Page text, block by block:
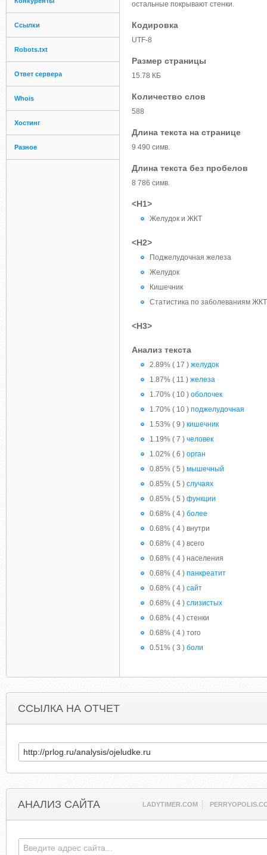
Ссылки
Robots.txt
Ответ сервера
Whois
Хостинг
Разное
остальные покрывают стенки.
Кодировка
UTF-8
Размер страницы
15.78 КБ
Количество слов
588
Длина текста на странице
9 490 симв.
Длина текста без пробелов
8 786 симв.
<H1>
Желудок и ЖКТ
<H2>
Поджелудочная железа
Желудок
Кишечник
Статистика по заболеваниям ЖКТ
<H3>
Анализ текста
2.89% ( 17 ) желудок
1.87% ( 11 ) железа
1.70% ( 10 ) оболочек
1.70% ( 10 ) поджелудочная
1.53% ( 9 ) кишечник
1.19% ( 7 ) человек
1.02% ( 6 ) орган
0.85% ( 5 ) мышечный
0.85% ( 5 ) случаях
0.85% ( 5 ) функции
0.68% ( 4 ) более
0.68% ( 4 ) внутри
0.68% ( 4 ) всего
0.68% ( 4 ) населения
0.68% ( 4 ) панкреатит
0.68% ( 4 ) сайт
0.68% ( 4 ) слизистых
0.68% ( 4 ) стенки
0.68% ( 4 ) того
0.51% ( 3 ) боли
ССЫЛКА НА ОТЧЕТ
АНАЛИЗ САЙТА LADYTIMER.COM